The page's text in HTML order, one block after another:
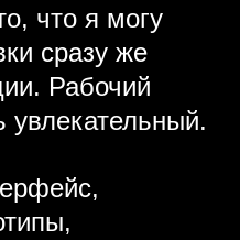
что я могу
сразу же
Рабочий
увлекательный.